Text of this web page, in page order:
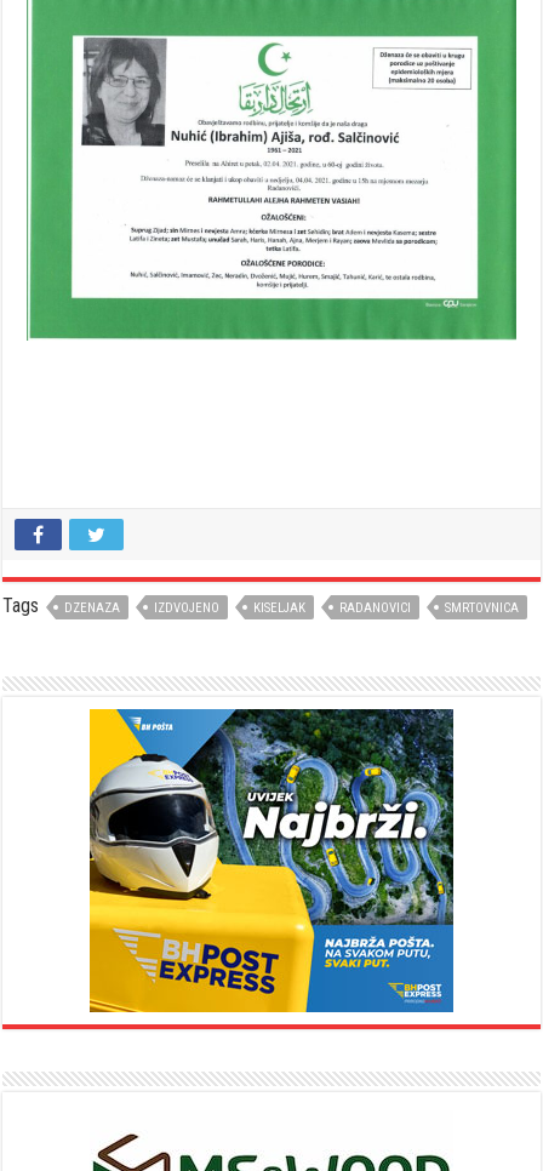
Tags DZENAZA IZDVOJENO KISELJAK RADANOVICI SMRTOVNICA